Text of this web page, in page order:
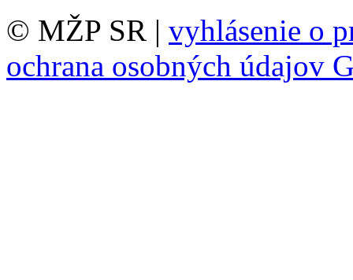
© MŽP SR | vyhlásenie o
ochrana osobných údajov